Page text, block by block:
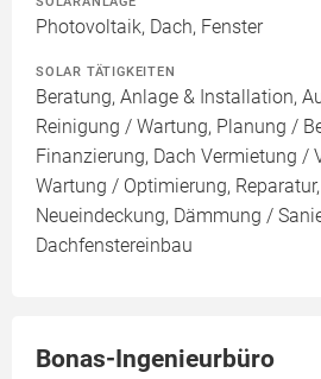
Photovoltaik, Dach, Fenster
SOLAR TÄTIGKEITEN
Beratung, Anlage & Installation,
Reinigung / Wartung, Planung /
Finanzierung, Dach Vermietung /
Wartung / Optimierung,
Neueindeckung, Dämmung /
Dachfenstereinbau
Bonas-Ingenieurbüro